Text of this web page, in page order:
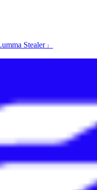
Stealer」